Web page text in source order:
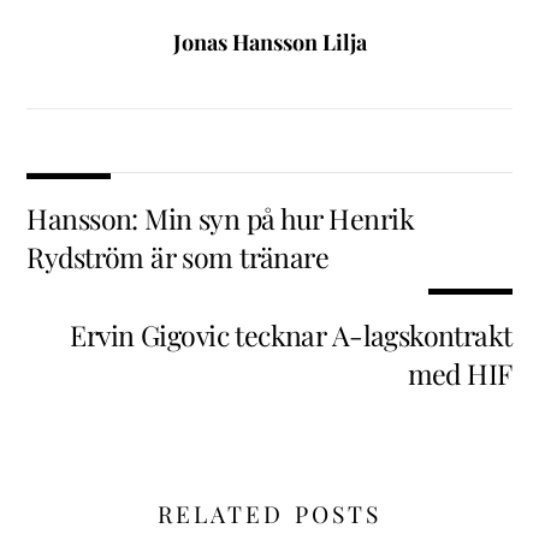
Jonas Hansson Lilja
Hansson: Min syn på hur Henrik
Rydström är som tränare
Ervin Gigovic tecknar A-lagskontrakt
med HIF
RELATED POSTS